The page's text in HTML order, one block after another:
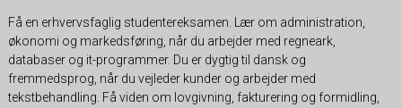
Få en erhvervsfaglig studentereksamen. Lær om administration,
økonomi og markedsføring, når du arbejder med regneark,
databaser og it-programmer. Du er dygtig til dansk og
fremmedsprog, når du vejleder kunder og arbejder med
tekstbehandling. Få viden om lovgivning, fakturering og formidling,